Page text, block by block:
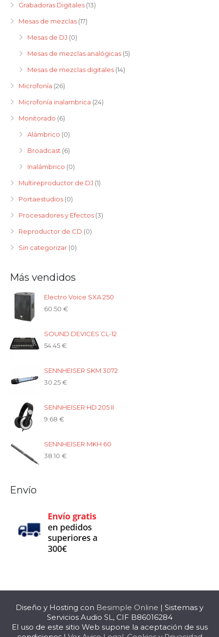
Grabadoras Digitales (13)
Mesas de mezclas (17)
Mesas de DJ (0)
Mesas de mezclas analógicas (5)
Mesas de mezclas digitales (14)
Microfonía (26)
Microfonía inalambrica (24)
Monitorado (6)
Alámbrico (0)
Broadcast (6)
Inalámbrico (0)
Multireproductor de DJ (1)
Portaestudios (0)
Procesadores y Efectos (3)
Reproductor de CD (0)
Sin categorizar (0)
Más vendidos
Electro Voice SXA 250
60.50 €
SOUND DEVICES CL-12
54.45€
SENNHEISER SKM 3072
30.25€
SENNHEISER HD 205 II
9.68 €
SENNHEISER MKH 60
38.10 €
Envío
Diseño y Hosting con Besimple Online | Sistemas y
Servicios Audio SL, CIF B86016284
El uso de este sitio Web supone la aceptación de sus